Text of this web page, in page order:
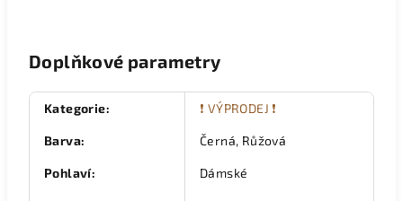
Doplňkové parametry
Kategorie: ❗ VÝPRODEJ ❗
Barva: Černá, Růžová
Pohlaví: Dámské